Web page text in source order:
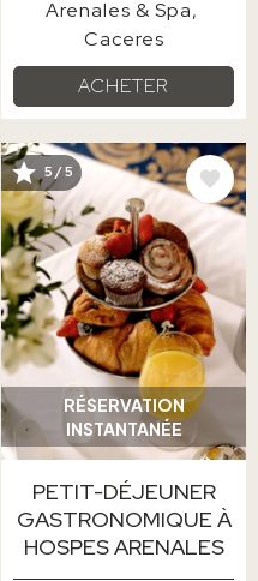
Arenales & Spa
Caceres
ACHETER
RÉSERVATION
INSTANTANÉE
IMAGE
5 / 5
PETIT-DÉJEUNER
GASTRONOMIQUE À
HOSPES ARENALES